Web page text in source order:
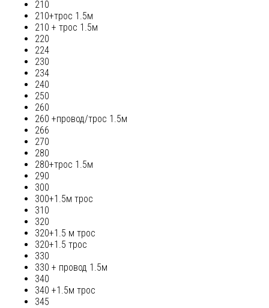
210
210+трос 1.5м
210 + трос 1.5м
220
224
230
234
240
250
260
260 +провод/трос 1.5м
266
270
280
280+трос 1.5м
290
300
300+1.5м трос
310
320
320+1.5 м трос
320+1.5 трос
330
330 + провод 1.5м
340
340 +1.5м трос
345